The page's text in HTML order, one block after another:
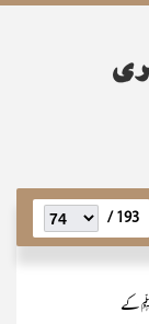
193 /
کے